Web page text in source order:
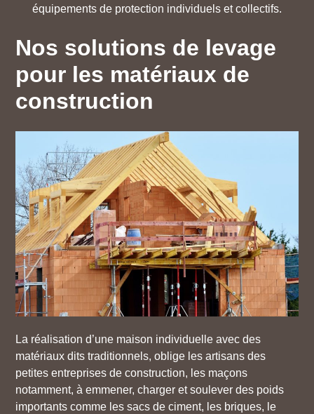
équipements de protection individuels et collectifs.
Nos solutions de levage
pour les matériaux de
construction
La réalisation d’une maison individuelle avec des
matériaux dits traditionnels, oblige les artisans des
petites entreprises de construction, les maçons
notamment, à emmener, charger et soulever des poids
importants comme les sacs de ciment, les briques, le